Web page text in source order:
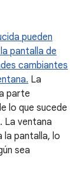
pueden
pantalla de
cambiantes
La
parte
lo que sucede
La ventana
pantalla, lo
sea